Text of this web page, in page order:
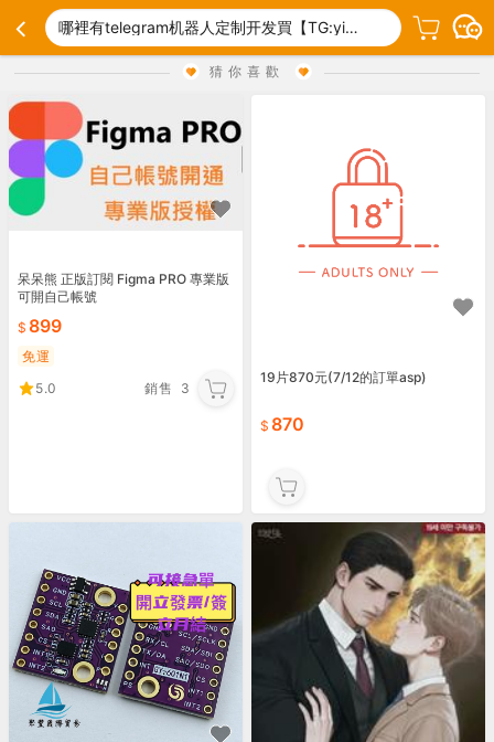
哪裡有telegram机器人定制开发買【TG:yixiugeios】.mvm
猜你喜歡
呆呆熊 正版訂閱 Figma PRO 專業版
可開自己帳號
899
免運
5.0
銷售 3
19片870元(7/12的訂單asp)
870